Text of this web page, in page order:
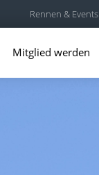
Rennen & Events
Mitglied werden